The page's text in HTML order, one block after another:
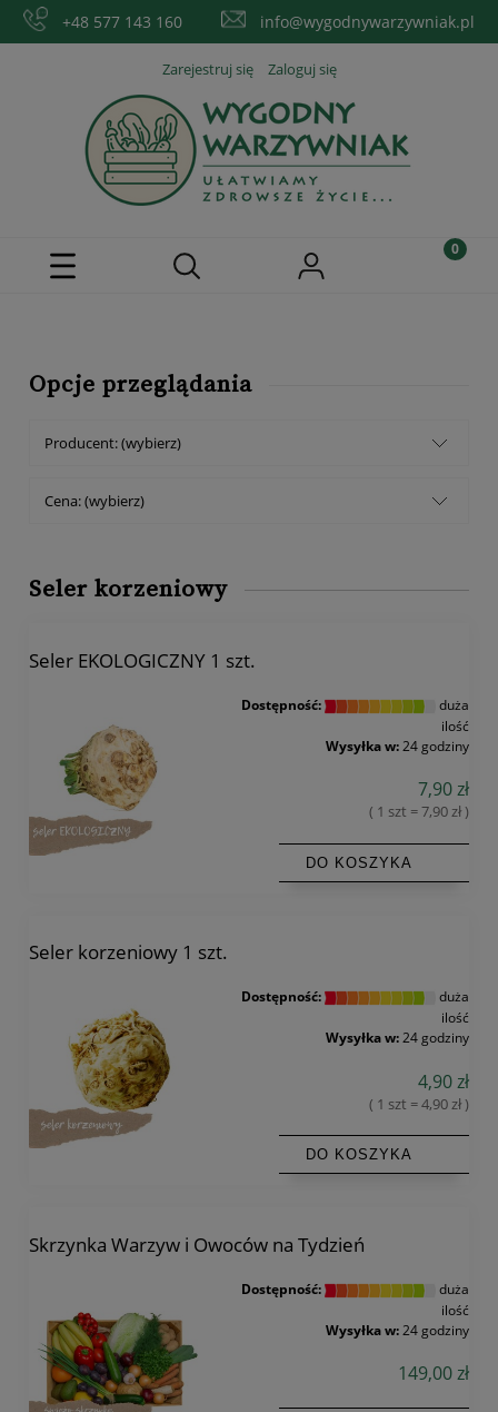
+48 577 143 160 info@wygodnywarzywniak.pl
Zarejestruj się Zaloguj się
Opcje przeglądania
Producent: (wybierz)
Cena: (wybierz)
Seler korzeniowy
Seler EKOLOGICZNY 1 szt.
Dostępność:
duża
ilość
Wysyłka w: 24 godziny
7,90 zł
( 1 szt = 7,90 zł )
DO KOSZYKA
Seler korzeniowy 1 szt.
Dostępność:
duża
ilość
Wysyłka w:24 godziny
4,90 zł
( 1 szt = 4,90 zł )
DO KOSZYKA
Skrzynka Warzyw i Owoców na Tydzień
Dostępność:
duża
ilość
Wysyłka w: 24 godziny
149,00 zł